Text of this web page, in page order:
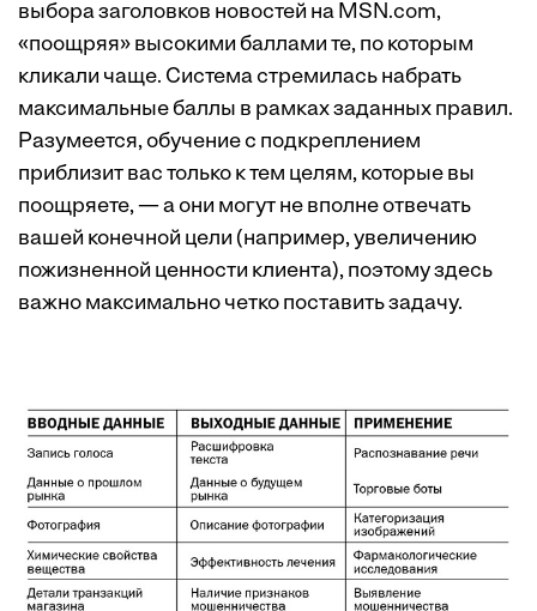
выбора заголовков новостей на MSN.com,
«поощряя» высокими баллами те, по которым
кликали чаще. Система стремилась набрать
максимальные баллы в рамках заданных правил.
Разумеется, обучение с подкреплением
приблизит вас только к тем целям, которые вы
поощряете, — а они могут не вполне отвечать
вашей конечной цели (например, увеличению
пожизненной ценности клиента), поэтому здесь
важно максимально четко поставить задачу.